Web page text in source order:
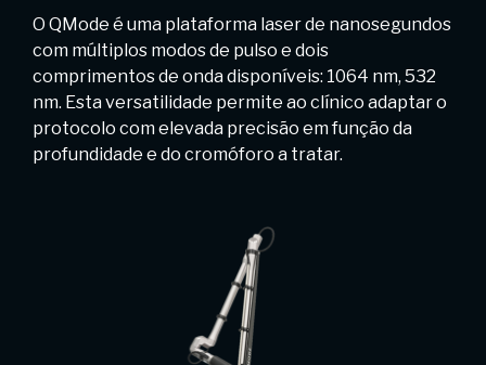
O QMode é uma plataforma laser de nanosegundos
com múltiplos modos de pulso e dois
comprimentos de onda disponíveis: 1064 nm, 532
nm. Esta versatilidade permite ao clínico adaptar o
protocolo com elevada precisão em função da
profundidade e do cromóforo a tratar.